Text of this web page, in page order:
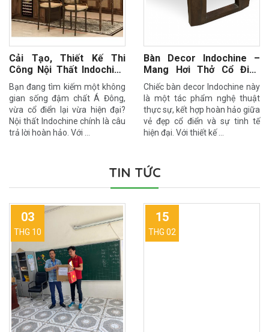
Cải Tạo, Thiết Kế Thi
Công Nội Thất Indochine
Sang Trọng Cùng Nam An
Bạn đang tìm kiếm một không
gian sống đậm chất Á Đông,
vừa cổ điển lại vừa hiện đại?
Nội thất Indochine chính là câu
trả lời hoàn hảo. Với …
Bàn Decor Indochine –
Mang Hơi Thở Cổ Điển
Vào Không Gian Hiện Đại
Chiếc bàn decor Indochine này
là một tác phẩm nghệ thuật
thực sự, kết hợp hoàn hảo giữa
vẻ đẹp cổ điển và sự tinh tế
hiện đại. Với thiết kế …
TIN TỨC
03
THG 10
15
THG 02